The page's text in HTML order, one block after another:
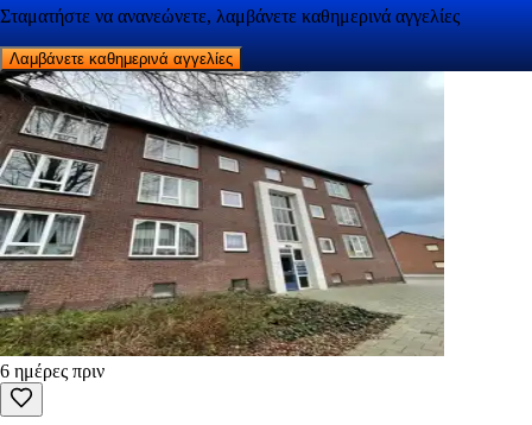
Σταματήστε να ανανεώνετε, λαμβάνετε καθημερινά αγγελίες
Λαμβάνετε καθημερινά αγγελίες
6 ημέρες πριν